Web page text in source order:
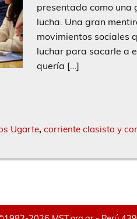
presentada como una
lucha. Una gran
movimientos sociales
luchar para sacarle a
quería […]
Ugarte, corriente clasista y